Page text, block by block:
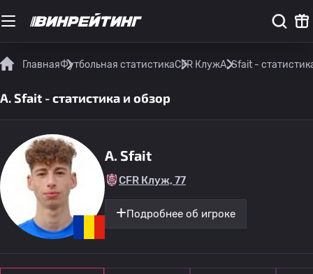
ГлавнаяФутбольная статистикаCFR КлужA. Sfait -
A. Sfait - статистика и обзор
A. Sfait
CFR Клуж, 77
Подробнее об игроке